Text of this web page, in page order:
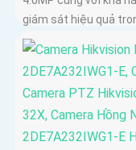
giám sát hiệu quả